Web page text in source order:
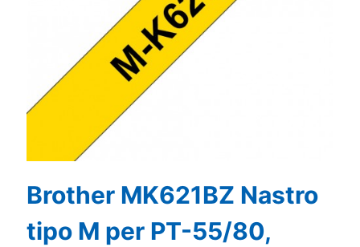
Brother MK621BZ Nastro
tipo M per PT-55/80,